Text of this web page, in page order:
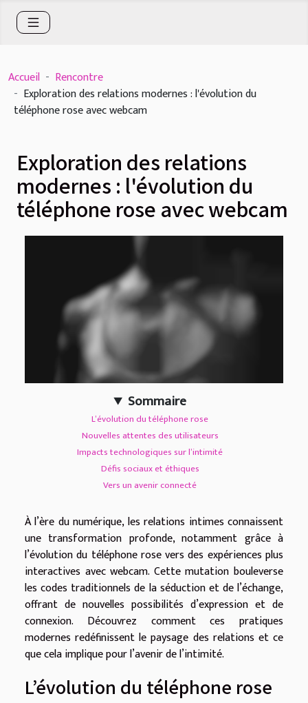
Accueil
Rencontre
Exploration des relations modernes : l'évolution du
téléphone rose avec webcam
Exploration des relations
modernes : l'évolution du
téléphone rose avec webcam
Sommaire
L’évolution du téléphone rose
Nouvelles attentes des utilisateurs
Impacts technologiques sur l’intimité
Défis sociaux et éthiques
Vers un avenir connecté
À l’ère du numérique, les relations intimes connaissent
une transformation profonde, notamment grâce à
l’évolution du téléphone rose vers des expériences plus
interactives avec webcam. Cette mutation bouleverse
les codes traditionnels de la séduction et de l’échange,
offrant de nouvelles possibilités d’expression et de
connexion. Découvrez comment ces pratiques
modernes redéfinissent le paysage des relations et ce
que cela implique pour l’avenir de l’intimité.
L’évolution du téléphone rose